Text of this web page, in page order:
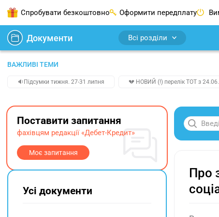
Спробувати безкоштовно Оформити передплату
Документи Всі розділи
ВАЖЛИВІ ТЕМИ
🔉Підсумки тижня. 27-31 липня 💔 НОВИЙ (!) перелік ТОТ з
Про
Поставити запитання
фахівцям редакції «Дебет-Кредит»
Моє запитання
Усі документи